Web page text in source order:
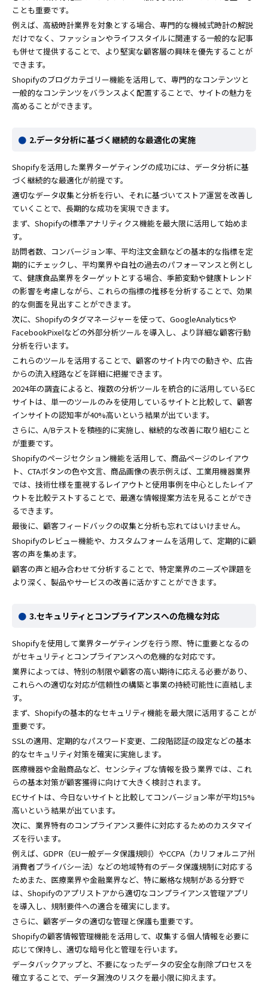
ことも重要です。
例えば、高級時計業界を対象とする場合、専門的な機械式時計の解説
だけでなく、ファッションやライフスタイルに関連する一般的な記事
も併せて提供することで、より堅実な顧客層の興味を優先することが
できます。
Shopifyのブログカテゴリー機能を活用して、専門的なコンテンツと
一般的なコンテンツをバランスよく配置することで、サイトの魅力を
高めることができます。
2.データ分析に基づく継続的な最適化の実施
Shopifyを活用した業界ターゲティングの成功には、データ分析に基
づく継続的な最適化が前提です。
適切なデータ収集と分析を行い、それに基づいてストア運営を改善し
ていくことで、長期的な成功を実現できます。
まず、Shopifyの標準アナリティクス機能を最大限に活用して始めま
す。
訪問者数、コンバージョン率、平均注文金額などの基本的な指標を定
期的にチェックし、平均業界や自社の過去のパフォーマンスと例とし
て、健康食品業界をターゲットとする場合、季節変動や健康トレンド
の影響を考慮しながら、これらの指標の推移を分析することで、効果
的な側面を見出すことができます。
次に、Shopifyのタグマネージャーを使って、GoogleAnalyticsや
FacebookPixelなどの外部分析ツールを導入し、より詳細な顧客行動
分析を行います。
これらのツールを活用することで、顧客のサイト内での動きや、広告
からの流入経路などを詳細に把握できます。
2024年の調査によると、複数の分析ツールを統合的に活用しているEC
サイトは、単一のツールのみを使用しているサイトと比較して、顧客
インサイトの認知率が40%高いという結果が出ています。
さらに、A/Bテストを積極的に実施し、継続的な改善に取り組むこと
が重要です。
Shopifyのページセクション機能を活用して、商品ページのレイアウ
ト、CTAボタンの色や文言、商品画像の表示例えば、工業用機器業界
では、技術仕様を重視するレイアウトと使用事例を中心としたレイア
ウトを比較テストすることで、最適な情報提案方法を見ることができ
るできます。
最後に、顧客フィードバックの収集と分析も忘れてはいけません。
Shopifyのレビュー機能や、カスタムフォームを活用して、定期的に顧
客の声を集めます。
顧客の声と組み合わせて分析することで、特定業界のニーズや課題を
より深く、製品やサービスの改善に活かすことができます。
3.セキュリティとコンプライアンスへの危機な対応
Shopifyを使用して業界ターゲティングを行う際、特に重要となるの
がセキュリティとコンプライアンスへの危機的な対応です。
業界によっては、特別の制限や顧客の高い期待に応える必要があり、
これらへの適切な対応が信頼性の構築と事業の持続可能性に直結しま
す。
まず、Shopifyの基本的なセキュリティ機能を最大限に活用することが
重要です。
SSLの適用、定期的なパスワード変更、二段階認証の設定などの基本
的なセキュリティ対策を確実に実施します。
医療機器や金融商品など、センシティブな情報を扱う業界では、これ
らの基本対策が顧客獲得に向けて大きく検討されます。
ECサイトは、今日ないサイトと比較してコンバージョン率が平均15%
高いという結果が出ています。
次に、業界特有のコンプライアンス要件に対応するためのカスタマイ
ズを行います。
例えば、GDPR（EU一般データ保護規則）やCCPA（カリフォルニア州
消費者プライバシー法）などの地域特有のデータ保護規制に対応する
ためまた、医療業界や金融業界など、特に厳格な規制がある分野で
は、Shopifyのアプリストアから適切なコンプライアンス管理アプリ
を導入し、規制要件への適合を確実にします。
さらに、顧客データの適切な管理と保護も重要です。
Shopifyの顧客情報管理機能を活用して、収集する個人情報を必要に
応じて保持し、適切な暗号化と管理を行います。
データバックアップと、不要になったデータの安全な削除プロセスを
確立することで、データ漏洩のリスクを最小限に抑えます。